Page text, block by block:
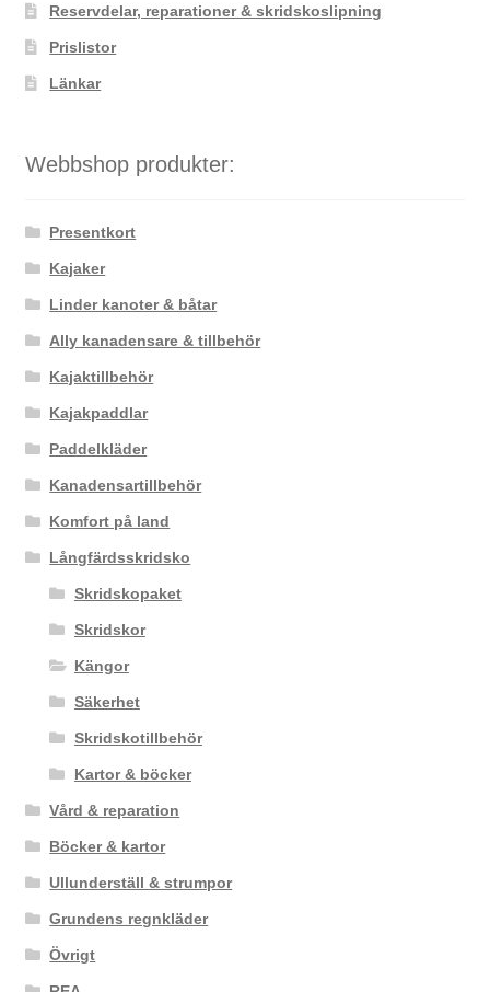
Reservdelar, reparationer & skridskoslipning
Prislistor
Länkar
Webbshop produkter:
Presentkort
Kajaker
Linder kanoter & båtar
Ally kanadensare & tillbehör
Kajaktillbehör
Kajakpaddlar
Paddelkläder
Kanadensartillbehör
Komfort på land
Långfärdsskridsko
Skridskopaket
Skridskor
Kängor
Säkerhet
Skridskotillbehör
Kartor & böcker
Vård & reparation
Böcker & kartor
Ullunderställ & strumpor
Grundens regnkläder
Övrigt